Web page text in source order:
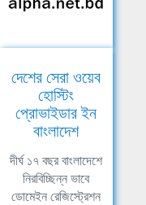
দেশের সেরা ওয়েব
হোস্টিং
প্রোভাইডার ইন
বাংলাদেশ
দীর্ঘ ১৭ বছর বাংলাদেশে
নিরবিচ্ছিন্ন ভাবে
ডোমেইন রেজিস্ট্রেশন